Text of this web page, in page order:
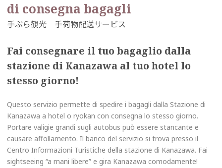
di consegna bagagli
Fai consegnare il tuo bagaglio dalla
stazione di Kanazawa al tuo hotel lo
stesso giorno!
Questo servizio permette di spedire i bagagli dalla Stazione di
Kanazawa a hotel o ryokan con consegna lo stesso giorno.
Portare valigie grandi sugli autobus può essere stancante e
causare affollamento. Il banco del servizio si trova presso il
Centro Informazioni Turistiche della stazione di Kanazawa. Fai
sightseeing “a mani libere” e gira Kanazawa comodamente!